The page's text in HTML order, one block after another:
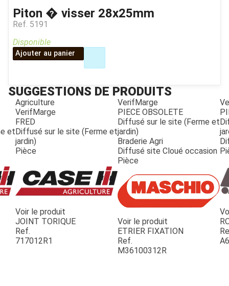
JOUET
ESPACES VERTS
Piton � visser 28x25mm
Ref. 5191
Disponible
Ajouter au panier
SUGGESTIONS DE PRODUITS
et
Agriculture
VerifMarge
FRED
Diffusé sur le site (Ferme et
jardin)
Pièce
Voir le produit
JOINT TORIQUE
Ref.
717012R1
VerifMarge
PIECE OBSOLETE
Diffusé sur le site (Ferme et
jardin)
Braderie Agri
Diffusé site Cloué occasion
Pièce
Voir le produit
ETRIER FIXATION
Ref.
M36100312R